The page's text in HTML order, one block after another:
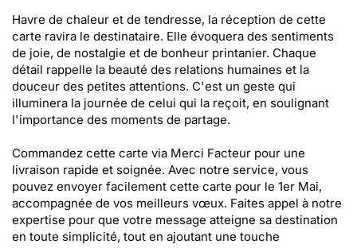
Havre de chaleur et de tendresse, la réception de cette
carte ravira le destinataire. Elle évoquera des sentiments
de joie, de nostalgie et de bonheur printanier. Chaque
détail rappelle la beauté des relations humaines et la
douceur des petites attentions. C'est un geste qui
illuminera la journée de celui qui la reçoit, en soulignant
l'importance des moments de partage.
Commandez cette carte via Merci Facteur pour une
livraison rapide et soignée. Avec notre service, vous
pouvez envoyer facilement cette carte pour le 1er Mai,
accompagnée de vos meilleurs vœux. Faites appel à notre
expertise pour que votre message atteigne sa destination
en toute simplicité, tout en ajoutant une touche